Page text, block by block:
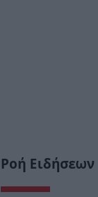
Ροή Ειδήσεων